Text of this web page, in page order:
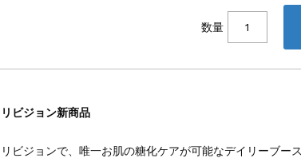
数量
リビジョン新商品
リビジョンで、唯一お肌の糖化ケアが可能なデイリーブー